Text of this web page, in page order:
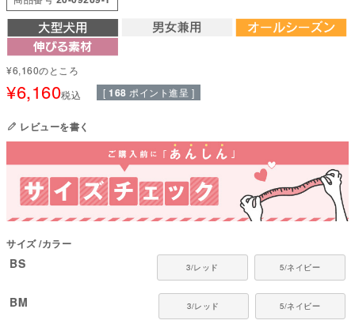
機能性とおしゃれを両立した治療ウェア。
抗菌・防臭に加え、SEKオレンジラベル認証の制菌性能でデリケートな肌を
優しく守ります。
長時間の着用でも快適で動きやすく、見た目のかわいらしさも大切にしまし
た。
素材には東レマックスペックTM加工を採用し、優れた吸水・速乾性を持続。
水着としての使用はできません。
●本体：かがやきストレッチ(ポリエステル92%・ポリウレタン8%)
●日本製：MADE IN JAPAN
●厚さ(5段階)：2
●お洗濯について：手洗い又は、洗濯ネットを使用。アイロンは、当て布を
して中温。 ファスナー・ボタン・面テープがある商品は、しっかり止めた状
態で洗濯をしてください
国内の縫製工場と連携して、一つひとつ丁寧に仕上げています。心地よい着
心地をお楽しみください。
ゴールデン レトリバー、ダルメシアン、ラブラドール レトリバー、ボーダ
ー・コリー、ハスキー、ジャーマンシェパード、スタンダードプードルなど
¥6,160のところ
¥6,160税込 [ 168 ポイント進呈 ]
レビューを書く
サイズ カラー
BS 3/レッド 5/ネイビー
BM 3/レッド 5/ネイビー